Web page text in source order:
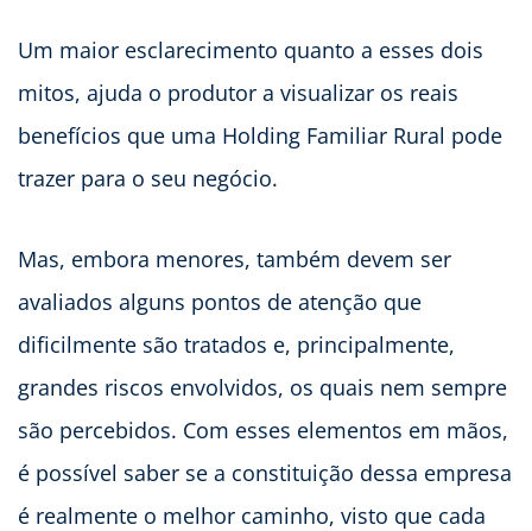
Um maior esclarecimento quanto a esses dois
mitos, ajuda o produtor a visualizar os reais
benefícios que uma Holding Familiar Rural pode
trazer para o seu negócio.
Mas, embora menores, também devem ser
avaliados alguns pontos de atenção que
dificilmente são tratados e, principalmente,
grandes riscos envolvidos, os quais nem sempre
são percebidos. Com esses elementos em mãos,
é possível saber se a constituição dessa empresa
é realmente o melhor caminho, visto que cada